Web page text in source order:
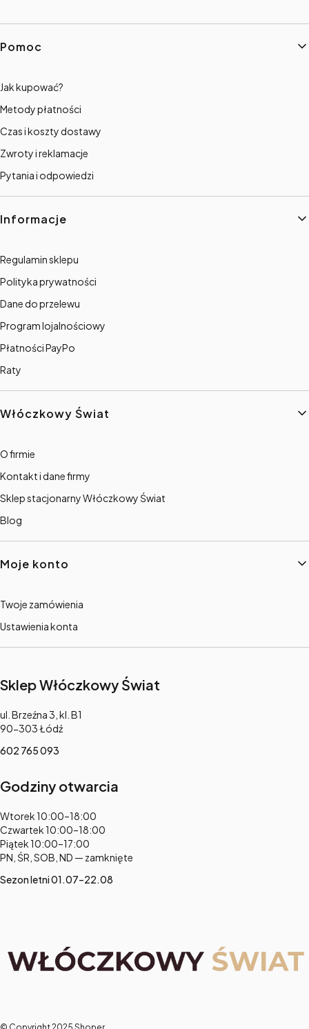
Linki w stopce
Pomoc
Jak kupować?
Metody płatności
Czas i koszty dostawy
Zwroty i reklamacje
Pytania i odpowiedzi
Informacje
Regulamin sklepu
Polityka prywatności
Dane do przelewu
Program lojalnościowy
Płatności PayPo
Raty
Włóczkowy Świat
O firmie
Kontakt i dane firmy
Sklep stacjonarny Włóczkowy Świat
Blog
Moje konto
Twoje zamówienia
Ustawienia konta
Sklep Włóczkowy Świat
Adres:
ul. Brzeźna 3, kl. B1
90-303 Łódź
602 765 093
Godziny otwarcia
Adres:
Wtorek 10:00–18:00
Czwartek 10:00–18:00
Piątek 10:00–17:00
PN, ŚR, SOB, ND — zamknięte
Sezon letni 01.07–22.08